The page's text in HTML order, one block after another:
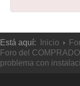
Está aquí: Inicio
Foro del
problema con